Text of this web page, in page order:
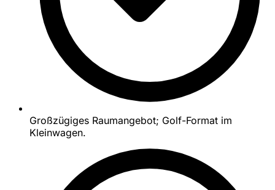
Großzügiges Raumangebot; Golf-Format im
Kleinwagen.